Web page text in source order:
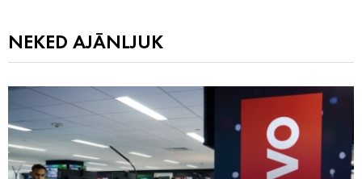
NEKED AJÁNLJUK